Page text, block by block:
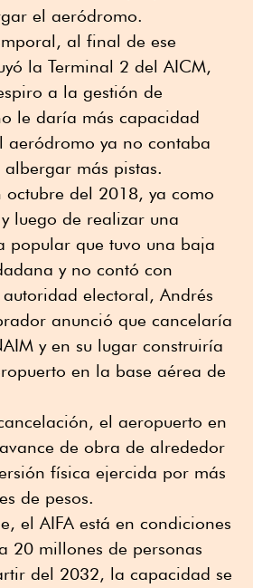
el aeródromo.
al final de ese
la Terminal 2 del AICM,
a la gestión de
le daría más capacidad
aeródromo ya no contaba
más pistas.
octubre del 2018, ya como
luego de realizar una
popular que tuvo una baja
y no contó con
electoral, Andrés
anunció que cancelaría
y en su lugar construiría
en la base aérea de
el aeropuerto en
de obra de alrededor
física ejercida por más
de pesos.
el AIFA está en condiciones
20 millones de personas
del 2032, la capacidad se